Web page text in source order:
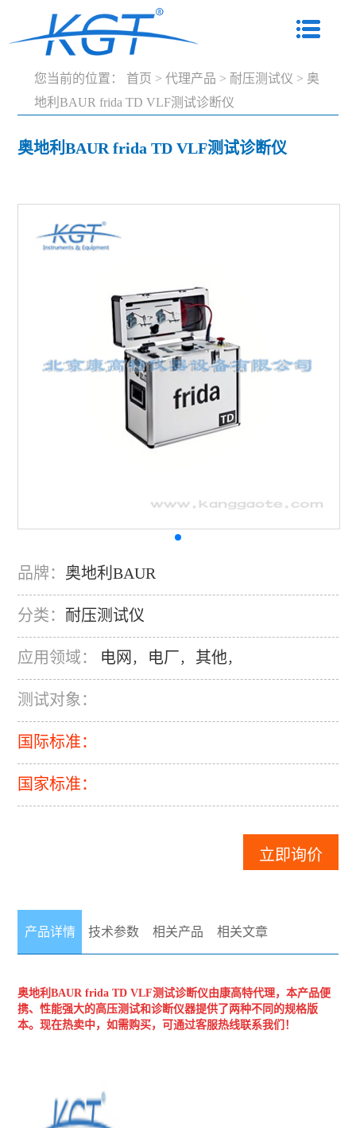
您当前的位置： 首页 > 代理产品 > 耐压测试仪 > 奥
地利BAUR frida TD VLF测试诊断仪
奥地利BAUR frida TD VLF测试诊断仪
品牌： 奥地利BAUR
分类： 耐压测试仪
应用领域： 电网 ， 电厂， 其他，
测试对象：
国际标准：
国家标准：
立即询价
产品详情 技术参数 相关产品 相关文章
奥地利BAUR frida TD VLF测试诊断仪由康高特代理，本产品便
携、性能强大的高压测试和诊断仪器提供了两种不同的规格版
本。现在热卖中，如需购买，可通过客服热线联系我们！